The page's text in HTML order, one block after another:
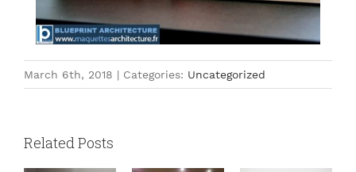
March 6th, 2018 | Categories: Uncategorized
Related Posts